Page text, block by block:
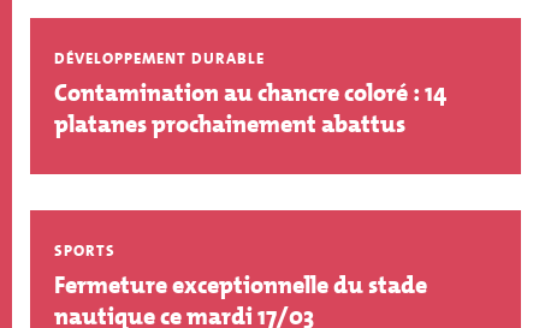
DÉVELOPPEMENT DURABLE
Contamination au chancre coloré : 14
platanes prochainement abattus
SPORTS
Fermeture exceptionnelle du stade
nautique ce mardi 17/03